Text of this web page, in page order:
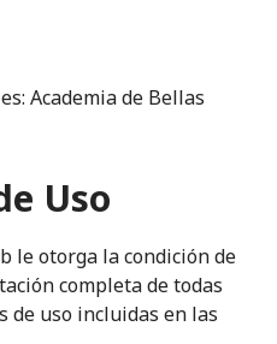
Academia de Bellas
Uso
le otorga la condición de
completa de todas
de uso incluidas en las